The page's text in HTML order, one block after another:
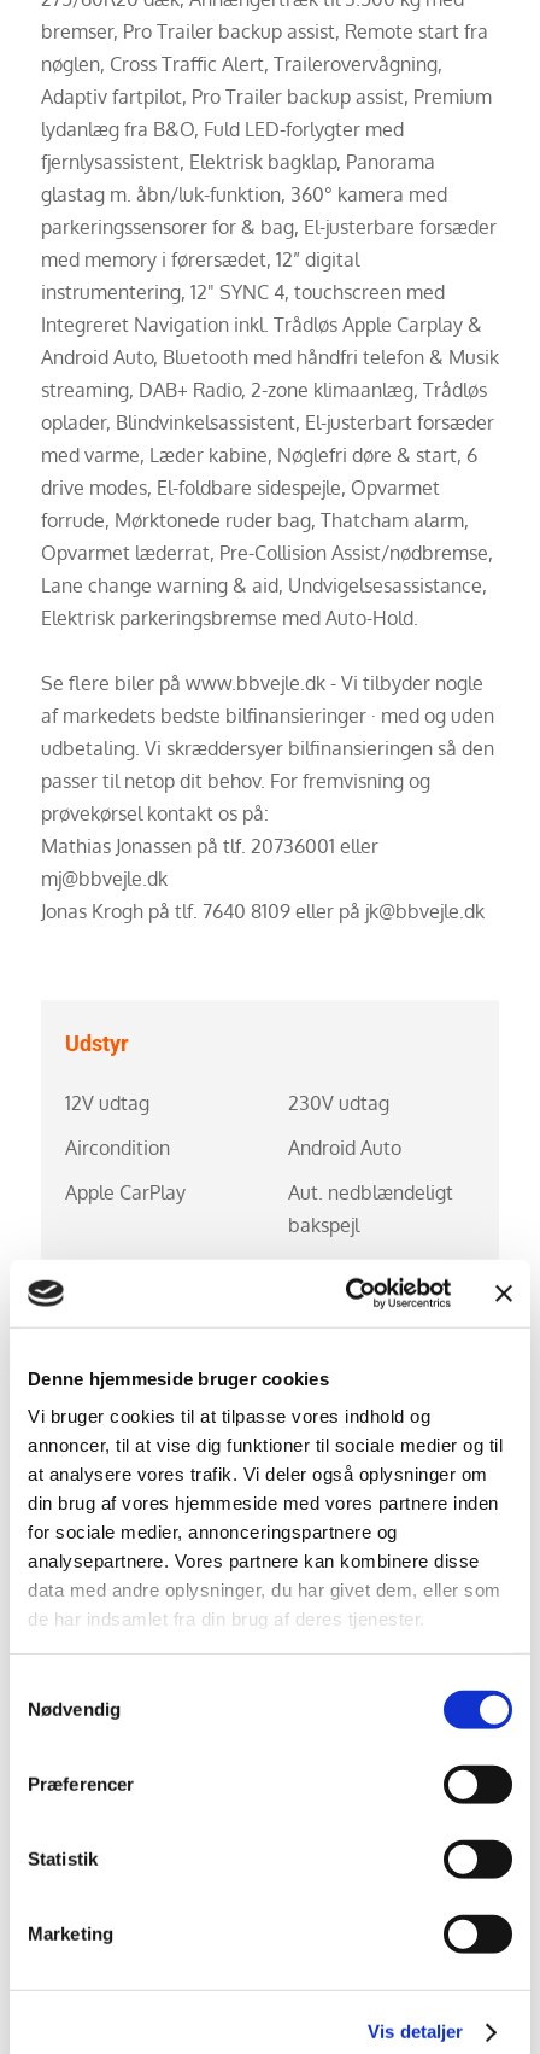
Denne hjemmeside bruger cookies
Vi bruger cookies til at tilpasse vores indhold og
annoncer, til at vise dig funktioner til sociale medier og til
at analysere vores trafik. Vi deler også oplysninger om
din brug af vores hjemmeside med vores partnere inden
for sociale medier, annonceringspartnere og
analysepartnere. Vores partnere kan kombinere disse
data med andre oplysninger, du har givet dem, eller som
de har indsamlet fra din brug af deres tjenester.
Nødvendig
Præferencer
Statistik
Marketing
Vis detaljer
bremser, Pro Trailer backup assist, Remote start fra
nøglen, Cross Traffic Alert, Trailerovervågning,
Adaptiv fartpilot, Pro Trailer backup assist, Premium
lydanlæg fra B&O, Fuld LED-forlygter med
fjernlysassistent, Elektrisk bagklap, Panorama
glastag m. åbn/luk-funktion, 360° kamera med
parkeringssensorer for & bag, El-justerbare forsæder
med memory i førersædet, 12” digital
instrumentering, 12" SYNC 4, touchscreen med
Integreret Navigation inkl. Trådløs Apple Carplay &
Android Auto, Bluetooth med håndfri telefon & Musik
streaming, DAB+ Radio, 2-zone klimaanlæg, Trådløs
oplader, Blindvinkelsassistent, El-justerbart forsæder
med varme, Læder kabine, Nøglefri døre & start, 6
drive modes, El-foldbare sidespejle, Opvarmet
forrude, Mørktonede ruder bag, Thatcham alarm,
Opvarmet læderrat, Pre-Collision Assist/nødbremse,
Lane change warning & aid, Undvigelsesassistance,
Elektrisk parkeringsbremse med Auto-Hold.
Se flere biler på www.bbvejle.dk - Vi tilbyder nogle
af markedets bedste bilfinansieringer · med og uden
udbetaling. Vi skræddersyer bilfinansieringen så den
passer til netop dit behov. For fremvisning og
prøvekørsel kontakt os på:
Mathias Jonassen på tlf. 20736001 eller
mj@bbvejle.dk
Jonas Krogh på tlf. 7640 8109 eller på jk@bbvejle.dk
Udstyr
12V udtag
230V udtag
Aircondition
Android Auto
Apple CarPlay
Aut. nedblændeligt
bakspejl
op-/nedblænding
DAB+ radio
Digital
instrumentering
El indst. forsæder
El indst. førersæde m.
memory
Elektrisk bagklap
El-foldbare spejle m.
varme
El-håndbremse
El-justerbar
lændestøtte
Elruder for
centrallås
Musikstreaming via
Nøglefri døre
Opvarmet forrude
Parkerings assistent
Parkeringssensor bag